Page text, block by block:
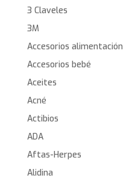
3 Claveles
3M
Accesorios alimentación
Accesorios bebé
Aceites
Acné
Actibios
ADA
Aftas-Herpes
Alidina